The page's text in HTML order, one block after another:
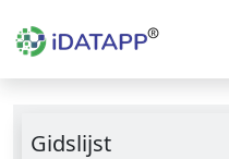
Gidslijst